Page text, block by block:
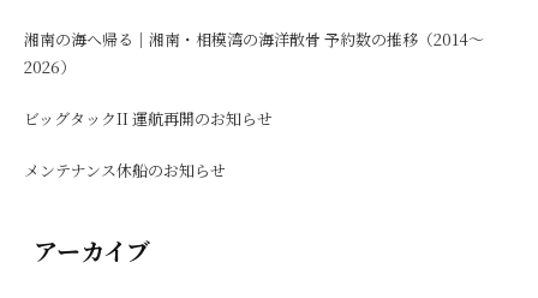
湘南の海へ帰る｜湘南・相模湾の海洋散骨 予約数の推移（2014〜
2026）
ビッグタックII 運航再開のお知らせ
メンテナンス休船のお知らせ
アーカイブ